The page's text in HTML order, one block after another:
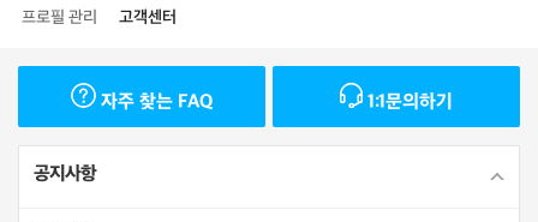
프로필 관리 고객센터
자주 찾는 FAQ 1:1문의하기
공지사항